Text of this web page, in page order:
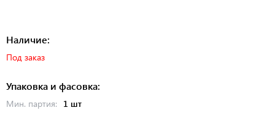
Наличие:
Под заказ
Упаковка и фасовка:
Мин. партия: 1 шт